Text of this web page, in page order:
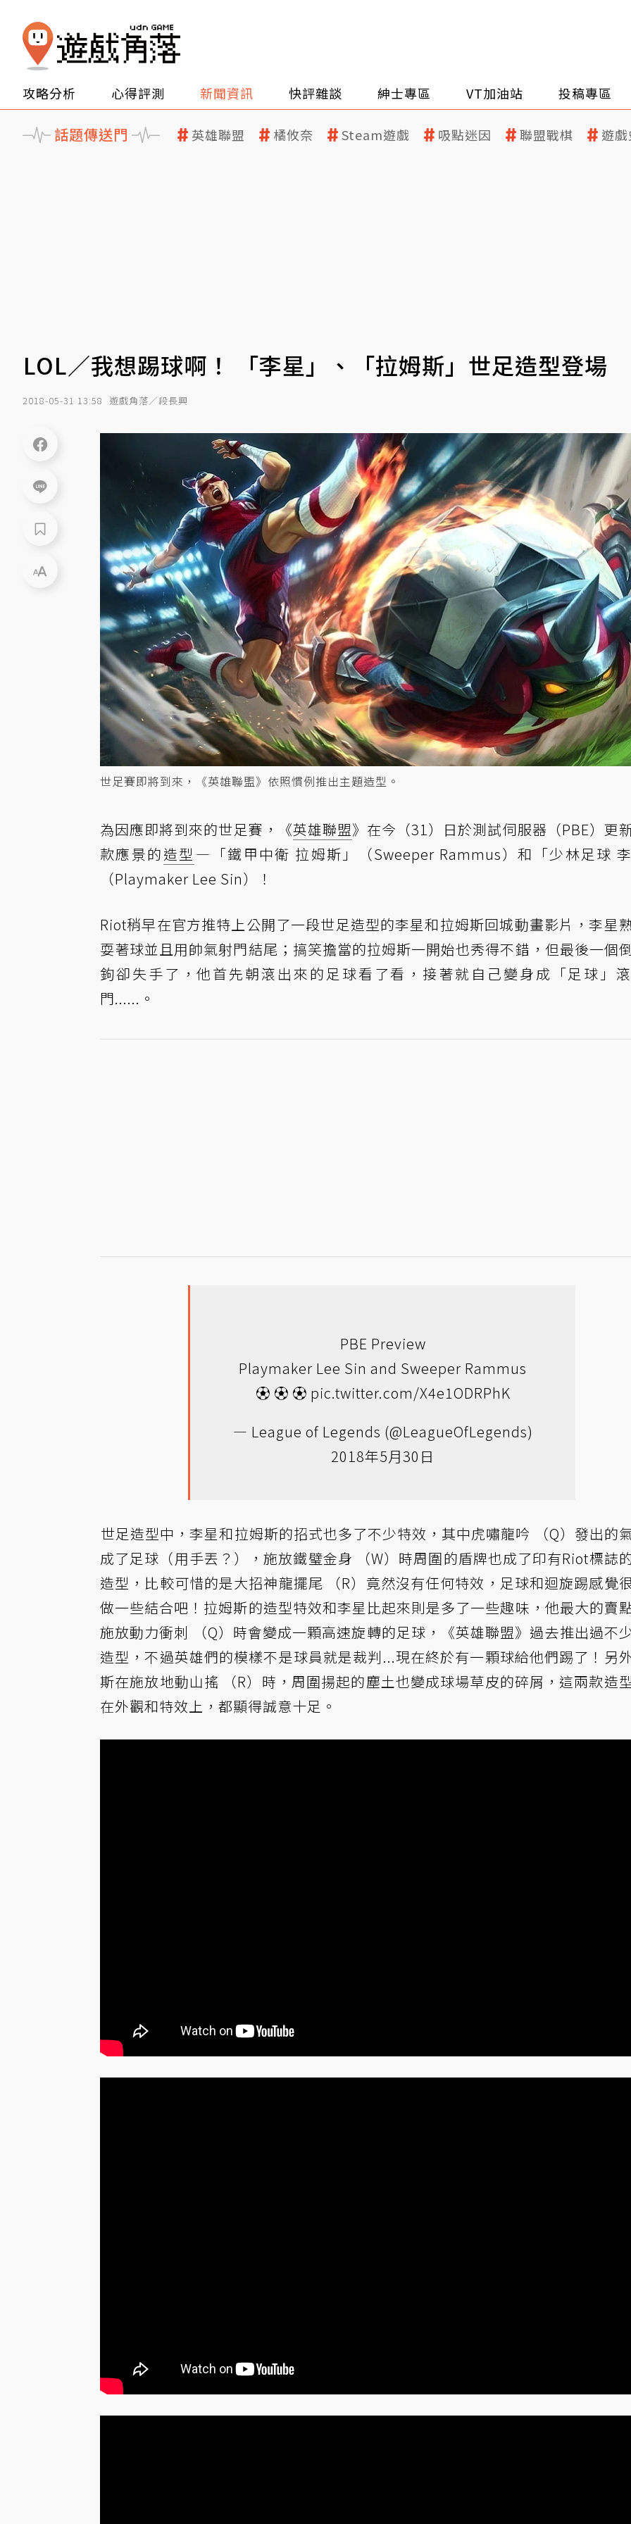
攻略分析 心得評測 新聞資訊 快評雜談 紳士專區 VT加油站 投稿專區
話題傳送門 英雄聯盟 橘攸奈 Steam遊戲 吸點迷因 聯盟戰棋 遊
LOL／我想踢球啊！ 「李星」、「拉姆斯」世足造型登場
2018-05-31 13:58 遊戲角落／段長興
世足賽即將到來，《英雄聯盟》依照慣例推出主題造型。
為因應即將到來的世足賽，《英雄聯盟》在今（31）日於測試伺服器（PBE）更
款應景的造型 —「鐵甲中衛 拉姆斯」（Sweeper Rammus）和「少林足球 李
（Playmaker Lee Sin）！
Riot稍早在官方推特上公開了一段世足造型的李星和拉姆斯回城動畫影片，李星
耍著球並且用帥氣射門結尾；搞笑擔當的拉姆斯一開始也秀得不錯，但最後一個
鉤卻失手了，他首先朝滾出來的足球看了看，接著就自己變身成「足球」
門......。
PBE Preview
Playmaker Lee Sin and Sweeper Rammus
⚽ ⚽ ⚽ pic.twitter.com/X4e1ODRPhK
— League of Legends (@LeagueOfLegends)
2018年5月30日
世足造型中，李星和拉姆斯的招式也多了不少特效，其中虎嘯龍吟 （Q）發出的
成了足球（用手丟？），施放鐵璧金身 （W）時周圍的盾牌也成了印有Riot標誌
造型，比較可惜的是大招神龍擺尾 （R）竟然沒有任何特效，足球和迴旋踢感覺
做一些結合吧！拉姆斯的造型特效和李星比起來則是多了一些趣味，他最大的賣
施放動力衝刺 （Q）時會變成一顆高速旋轉的足球，《英雄聯盟》過去推出過不
造型，不過英雄們的模樣不是球員就是裁判...現在終於有一顆球給他們踢了！另
斯在施放地動山搖 （R）時，周圍揚起的塵土也變成球場草皮的碎屑，這兩款造
在外觀和特效上，都顯得誠意十足。